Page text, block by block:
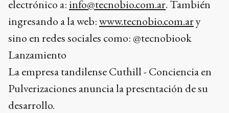
electrónico a: info@tecnobio.com.ar. También
ingresando a la web:www.tecnobio.com.ary
sino en redes sociales como: @tecnobiook
Lanzamiento
La empresa tandilense Cuthill - Conciencia en
Pulverizaciones anuncia la presentación de su
desarrollo.